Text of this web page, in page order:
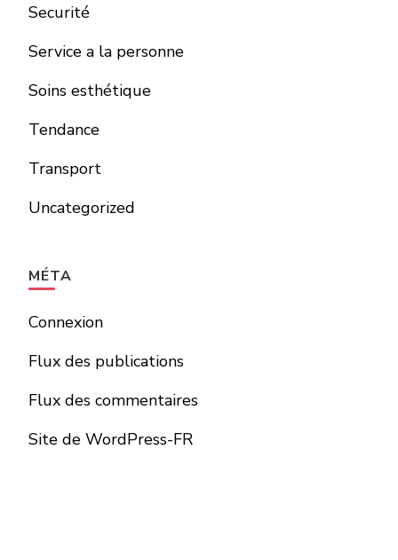
Securité
Service a la personne
Soins esthétique
Tendance
Transport
Uncategorized
MÉTA
Connexion
Flux des publications
Flux des commentaires
Site de WordPress-FR